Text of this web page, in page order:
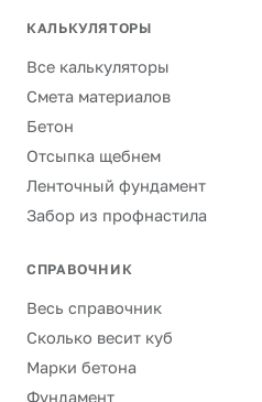
КАЛЬКУЛЯТОРЫ
Все калькуляторы
Смета материалов
Бетон
Отсыпка щебнем
Ленточный фундамент
Забор из профнастила
СПРАВОЧНИК
Весь справочник
Сколько весит куб
Марки бетона
Фундамент